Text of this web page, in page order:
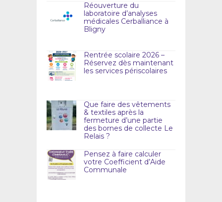
Réouverture du
laboratoire d’analyses
médicales Cerballiance à
Bligny
Rentrée scolaire 2026 –
Réservez dès maintenant
les services périscolaires
Que faire des vêtements
& textiles après la
fermeture d’une partie
des bornes de collecte Le
Relais ?
Pensez à faire calculer
votre Coefficient d’Aide
Communale